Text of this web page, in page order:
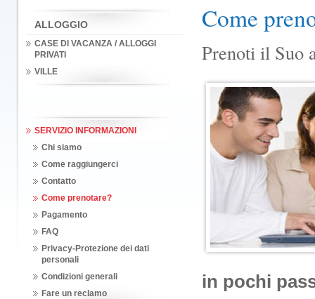
ALLOGGIO
CASE DI VACANZA / ALLOGGI
PRIVATI
VILLE
SERVIZIO INFORMAZIONI
Chi siamo
Come raggiungerci
Contatto
Come prenotare?
Pagamento
FAQ
Privacy-Protezione dei dati
personali
Condizioni generali
Fare un reclamo
Come
Prenoti il Suo
in pochi